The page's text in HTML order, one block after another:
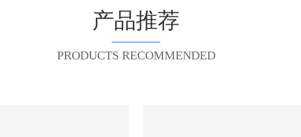
产品推荐
PRODUCTS RECOMMENDED